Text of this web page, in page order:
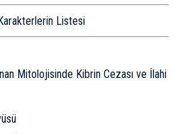
Listesi
Mitolojisinde Kibrin Cezası ve İlahi